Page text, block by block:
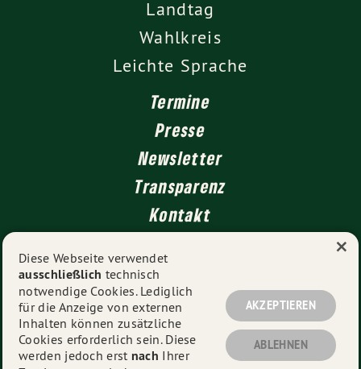
Landtag
Wahlkreis
Leichte Sprache
Termine
Presse
Newsletter
Transparenz
Kontakt
Impressum
Datenschutz
Diese Webseite verwendet
ausschließlich technisch
notwendige Cookies. Lediglich
für die Anzeige von externen
Inhalten können zusätzliche
Cookies erforderlich sein. Diese
werden jedoch erst nach Ihrer
AKZEPTIEREN
ABLEHNEN
×